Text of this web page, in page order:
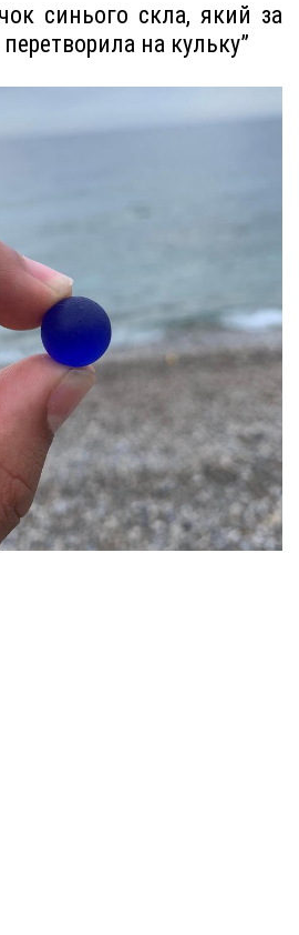
синього скла, який за
на кульку”